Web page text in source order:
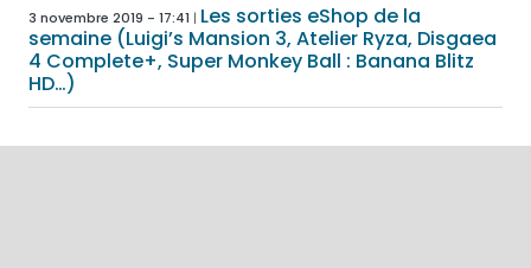
3 novembre 2019 - 17:41
Les sorties eShop de la
semaine (Luigi’s Mansion 3, Atelier Ryza, Disgaea
4 Complete+, Super Monkey Ball : Banana Blitz
HD…)